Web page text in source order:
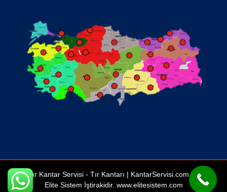
Tır Kantar Servisi - Tır Kantarı | KantarServisi.com Bir
Elite Sistem İştirakidir. www.elitesistem.com